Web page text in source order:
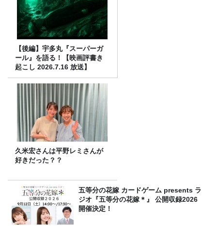
【後編】宇多丸『スーパーガ
ール』を語る！【映画評書き
起こし 2026.7.16 放送】
久米宏さんは平野レミさんが
好きだった？？
五等分の花嫁 カードゲーム presents ラ
ジオ『五等分の花嫁＊』 公開収録2026
開催決定！